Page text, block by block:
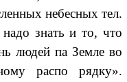
небесных тел.
знать и то, что
людей па Земле во
распо рядку».